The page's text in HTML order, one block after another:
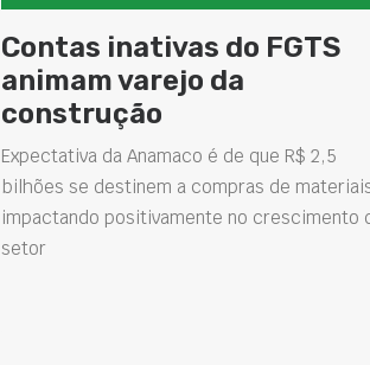
Contas inativas do FGTS
animam varejo da
construção
Expectativa da Anamaco é de que R$ 2,5
bilhões se destinem a compras de
impactando positivamente no crescimento
setor